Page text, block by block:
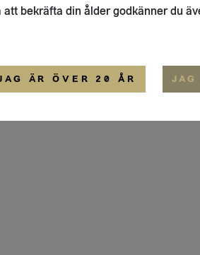
att bekräfta din ålder godkänner du
ÄR ÖVER 20 ÅR